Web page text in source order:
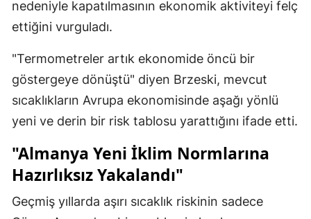
nedeniyle kapatılmasının ekonomik aktiviteyi felç
ettiğini vurguladı.
"Termometreler artık ekonomide öncü bir
göstergeye dönüştü" diyen Brzeski, mevcut
sıcaklıkların Avrupa ekonomisinde aşağı yönlü
yeni ve derin bir risk tablosu yarattığını ifade etti.
"Almanya Yeni İklim Normlarına
Hazırlıksız Yakalandı"
Geçmiş yıllarda aşırı sıcaklık riskinin sadece